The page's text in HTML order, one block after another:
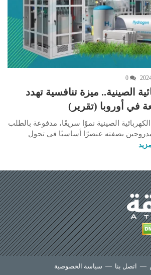
0
الصينية.. ميزة تنافسية تهدد
في أوروبا (تقرير)
الصينية نموًا سريعًا، مدفوعة بالطلب
بصفته عنصرًا أساسيًا في تحول
— اتصل بنا — سياسة الخصوصية